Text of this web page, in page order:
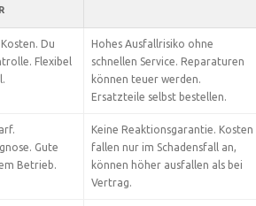
Du
Flexibel
Hohes Ausfallrisiko ohne
schnellen Service. Reparaturen
können teuer werden.
Ersatzteile selbst bestellen.
Gute
Betrieb.
Keine Reaktionsgarantie. Kosten
fallen nur im Schadensfall an,
können höher ausfallen als bei
Vertrag.